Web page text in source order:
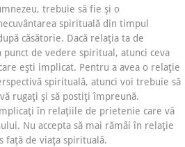
trebuie să fie şi o
spirituală din timpul
căsătorie. Dacă relaţia ta de
de vedere spiritual, atunci ceva
eşti implicat. Pentru a avea o relaţie
spirituală, atunci voi trebuie să
rugaţi şi să postiţi împreună.
în relaţiile de prietenie care vă
Nu accepta să mai rămâi în relaţie
faţă de viaţa spirituală.